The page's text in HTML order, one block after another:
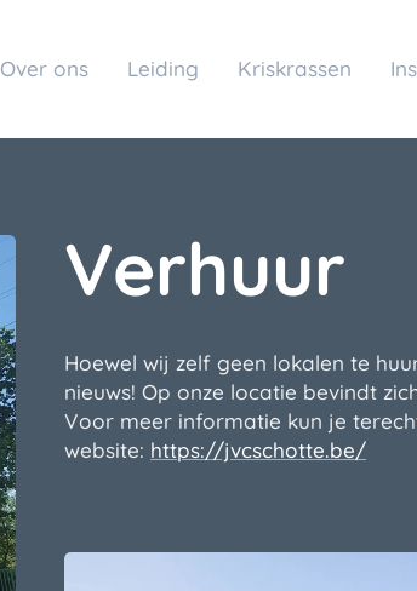
Over ons Leiding Kriskrassen
Verhuur
Hoewel wij zelf geen lokalen te
nieuws! Op onze locatie bevindt
Voor meer informatie kun je
website: https://jvcschotte.be/